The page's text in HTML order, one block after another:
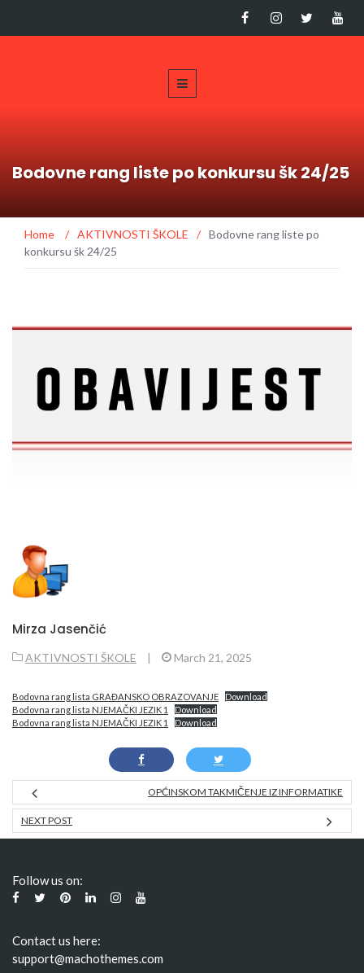
Bodovne rang liste po konkursu šk 24/25
Home / AKTIVNOSTI ŠKOLE / Bodovne rang liste po
konkursu šk 24/25
Mirza Jasenčić
AKTIVNOSTI ŠKOLE | March 21, 2025
Bodovna rang lista GRAĐANSKO OBRAZOVANJE
Download
Bodovna rang lista NJEMAČKI JEZIK 1
Download
Bodovna rang lista NJEMAČKI JEZIK 1
Download
OPĆINSKOM TAKMIČENJE IZ INFORMATIKE
NEXT POST
Follow us on:
Contact us here:
support@machothemes.com